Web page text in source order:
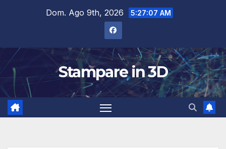
Dom. Ago 9th, 2026 5:27:08 AM
Stampare in 3D